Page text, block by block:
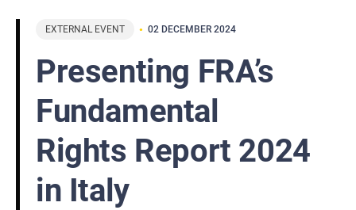
EXTERNAL EVENT 02 DECEMBER 2024
Presenting FRA’s
Fundamental
Rights Report 2024
in Italy